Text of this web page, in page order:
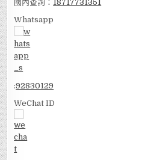
國內查詢： 18717731351
Whatsapp
:92830129
WeChat ID